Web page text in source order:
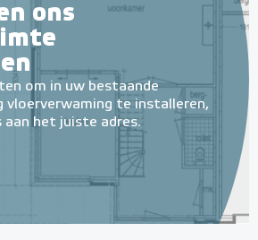
ons
om in uw bestaande
vloerverwaming te installeren,
aan het juiste adres.